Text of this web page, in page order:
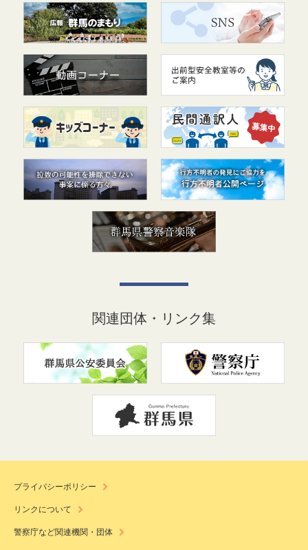
関連団体・リンク集
プライバシーポリシー
リンクについて
警察庁など関連機関・団体